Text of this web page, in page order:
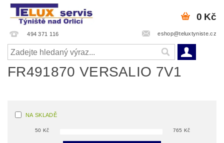
494 371 116 eshop@teluxtyniste.cz
0 Kč
FR491870 VERSALIO 7V1
NA SKLADĚ
50 Kč 765 Kč